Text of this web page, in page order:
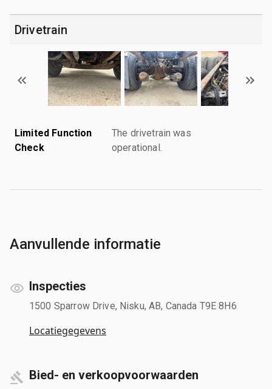
Drivetrain
Limited Function
Check
The drivetrain was
operational.
Aanvullende informatie
Inspecties
1500 Sparrow Drive, Nisku, AB, Canada T9E 8H6
Locatiegegevens
Bied- en verkoopvoorwaarden